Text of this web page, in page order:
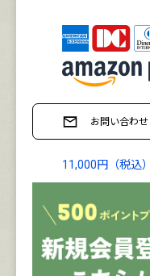
11,000円（税込